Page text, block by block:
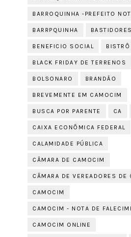
BARROQUINHA -PREFEITO
BARRPQUINHA BASTIDORES
BENEFICIO SOCIAL
BLACK FRIDAY DE TERRENOS
BOLSONARO BRANDÃO
BREVEMENTE EM CAMOCIM
BUSCA POR PARENTE CA
CAIXA ECONÔMICA FEDERAL
CALAMIDADE PÚBLICA
CÂMARA DE CAMOCIM
CÂMARA DE VEREADORES DE
CAMOCIM
CAMOCIM - NOTA DE
CAMOCIM ONLINE